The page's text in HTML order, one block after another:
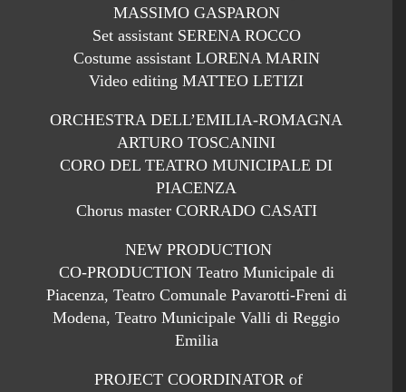
MASSIMO GASPARON
Set assistant SERENA ROCCO
Costume assistant LORENA MARIN
Video editing MATTEO LETIZI
ORCHESTRA DELL’EMILIA-ROMAGNA
ARTURO TOSCANINI
CORO DEL TEATRO MUNICIPALE DI
PIACENZA
Chorus master CORRADO CASATI
NEW PRODUCTION
CO-PRODUCTION Teatro Municipale di
Piacenza, Teatro Comunale Pavarotti-Freni di
Modena, Teatro Municipale Valli di Reggio
Emilia
PROJECT COORDINATOR of